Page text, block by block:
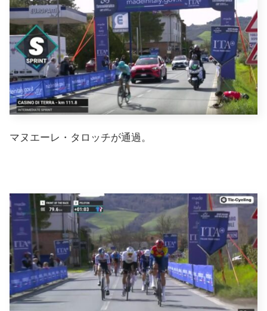
マヌエーレ・タロッチが通過。